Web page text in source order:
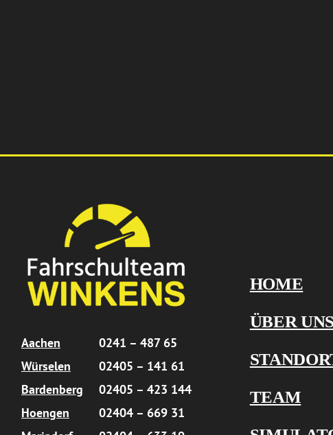
Aachen
0241 – 487 65
Würselen
02405 – 141 61
Bardenberg
02405 – 423 144
Hoengen
02404 – 669 31
HOME
ÜBER UNS
TEAM